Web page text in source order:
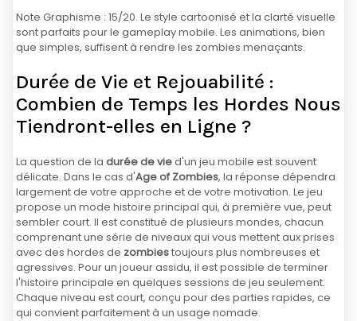
Note Graphisme : 15/20. Le style cartoonisé et la clarté visuelle
sont parfaits pour le gameplay mobile. Les animations, bien
que simples, suffisent à rendre les zombies menaçants.
Durée de Vie et Rejouabilité :
Combien de Temps les Hordes Nous
Tiendront-elles en Ligne ?
La question de la durée de vied'un jeu mobile est souvent
délicate. Dans le cas d'Age of Zombies, la réponse dépendra
largement de votre approche et de votre motivation. Le jeu
propose un mode histoire principal qui, à première vue, peut
sembler court. Il est constitué de plusieurs mondes, chacun
comprenant une série de niveaux qui vous mettent aux prises
avec des hordes de zombiestoujours plus nombreuses et
agressives. Pour un joueur assidu, il est possible de terminer
l'histoire principale en quelques sessions de jeu seulement.
Chaque niveau est court, conçu pour des parties rapides, ce
qui convient parfaitement à un usage nomade.